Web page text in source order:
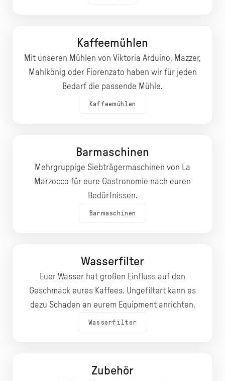
Kaffeemühlen
Mit unseren Mühlen von Viktoria Arduino, Mazzer,
Mahlkönig oder Fiorenzato haben wir für jeden
Bedarf die passende Mühle.
Kaffeemühlen
Barmaschinen
Mehrgruppige Siebträgermaschinen von La
Marzocco für eure Gastronomie nach euren
Bedürfnissen.
Barmaschinen
Wasserfilter
Euer Wasser hat großen Einfluss auf den
Geschmack eures Kaffees. Ungefiltert kann es
dazu Schaden an eurem Equipment anrichten.
Wasserfilter
Zubehör